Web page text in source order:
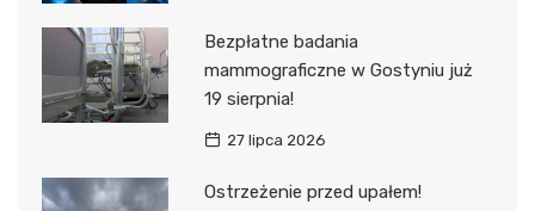
Bezpłatne badania
mammograficzne w Gostyniu już
19 sierpnia!
27 lipca 2026
Ostrzeżenie przed upałem!